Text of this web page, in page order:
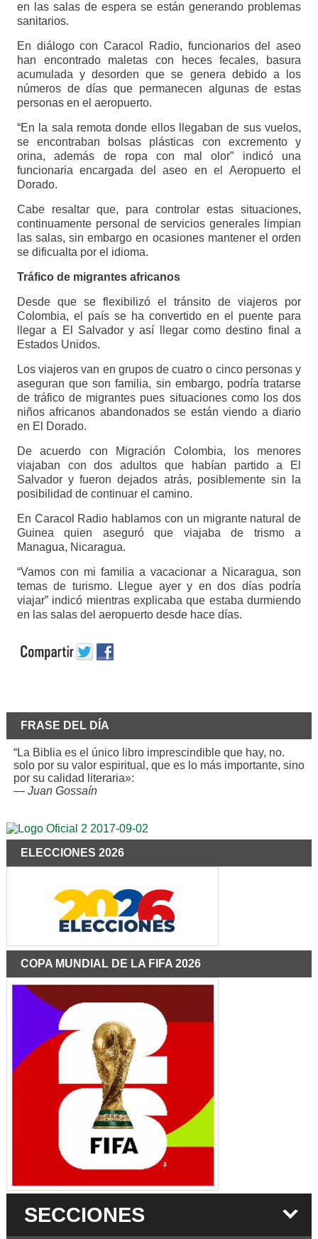
en las salas de espera se están generando problemas
sanitarios.
En diálogo con Caracol Radio, funcionarios del aseo
han encontrado maletas con heces fecales, basura
acumulada y desorden que se genera debido a los
números de días que permanecen algunas de estas
personas en el aeropuerto.
“En la sala remota donde ellos llegaban de sus vuelos,
se encontraban bolsas plásticas con excremento y
orina, además de ropa con mal olor” indicó una
funcionaria encargada del aseo en el Aeropuerto el
Dorado.
Cabe resaltar que, para controlar estas situaciones,
continuamente personal de servicios generales limpian
las salas, sin embargo en ocasiones mantener el orden
se dificualta por el idioma.
Tráfico de migrantes africanos
Desde que se flexibilizó el tránsito de viajeros por
Colombia, el país se ha convertido en el puente para
llegar a El Salvador y así llegar como destino final a
Estados Unidos.
Los viajeros van en grupos de cuatro o cinco personas y
aseguran que son familia, sin embargo, podría tratarse
de tráfico de migrantes pues situaciones como los dos
niños africanos abandonados se están viendo a diario
en El Dorado.
De acuerdo con Migración Colombia, los menores
viajaban con dos adultos que habían partido a El
Salvador y fueron dejados atrás, posiblemente sin la
posibilidad de continuar el camino.
En Caracol Radio hablamos con un migrante natural de
Guinea quien aseguró que viajaba de trismo a
Managua, Nicaragua.
“Vamos con mi familia a vacacionar a Nicaragua, son
temas de turismo. Llegue ayer y en dos días podría
viajar” indicó mientras explicaba que estaba durmiendo
en las salas del aeropuerto desde hace días.
FRASE DEL DÍA
“La Biblia es el único libro imprescindible que hay, no.
solo por su valor espiritual, que es lo más importante, sino
por su calidad literaria»:
— Juan Gossaín
ELECCIONES 2026
COPA MUNDIAL DE LA FIFA 2026
SECCIONES